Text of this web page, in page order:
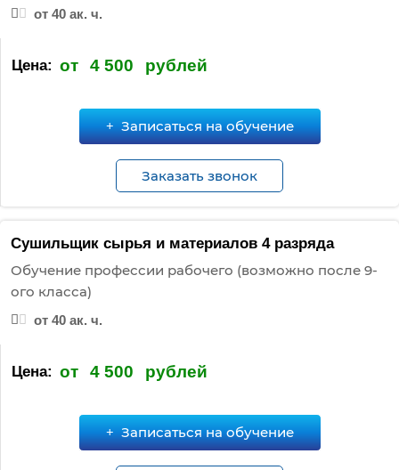
от 40 ак. ч.
Цена: от 4 500 рублей
Записаться на обучение
Заказать звонок
Сушильщик сырья и материалов 4 разряда
Обучение профессии рабочего (возможно после 9-
ого класса)
от 40 ак. ч.
Цена: от 4 500 рублей
Записаться на обучение